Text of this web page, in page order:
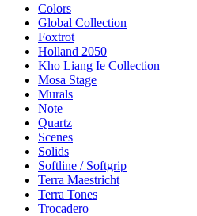
Colors
Global Collection
Foxtrot
Holland 2050
Kho Liang Ie Collection
Mosa Stage
Murals
Note
Quartz
Scenes
Solids
Softline / Softgrip
Terra Maestricht
Terra Tones
Trocadero